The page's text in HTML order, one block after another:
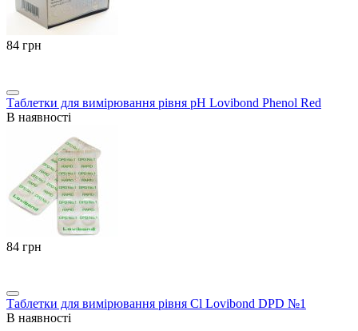
‍84‍ грн
Таблетки для вимірювання рівня pH Lovibond Phenol Red
В наявності
‍84‍ грн
Таблетки для вимірювання рівня Cl Lovibond DPD №1
В наявності